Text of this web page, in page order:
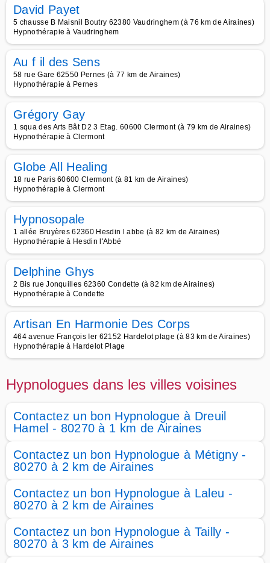
David Payet
5 chausse B Maisnil Boutry 62380 Vaudringhem (à 76 km de Airaines)
Hypnothérapie à Vaudringhem
Au f il des Sens
58 rue Gare 62550 Pernes (à 77 km de Airaines)
Hypnothérapie à Pernes
Grégory Gay
1 squa des Arts Bât D2 3 Etag. 60600 Clermont (à 79 km de Airaines)
Hypnothérapie à Clermont
Globe All Healing
18 rue Paris 60600 Clermont (à 81 km de Airaines)
Hypnothérapie à Clermont
Hypnosopale
1 allée Bruyères 62360 Hesdin l abbe (à 82 km de Airaines)
Hypnothérapie à Hesdin l'Abbé
Delphine Ghys
2 Bis rue Jonquilles 62360 Condette (à 82 km de Airaines)
Hypnothérapie à Condette
Artisan En Harmonie Des Corps
464 avenue François Ier 62152 Hardelot plage (à 83 km de Airaines)
Hypnothérapie à Hardelot Plage
Hypnologues dans les villes voisines
Contactez un bon Hypnologue à Dreuil
Hamel - 80270 à 1 km de Airaines
Contactez un bon Hypnologue à Métigny -
80270 à 2 km de Airaines
Contactez un bon Hypnologue à Laleu -
80270 à 2 km de Airaines
Contactez un bon Hypnologue à Tailly -
80270 à 3 km de Airaines